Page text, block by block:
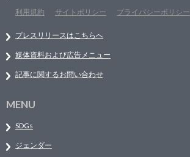
利用規約
サイトポリシー プライバシーポリシー
プレスリリースはこちらへ
媒体資料および広告メニュー
記事に関するお問い合わせ
MENU
SDGs
ジェンダー